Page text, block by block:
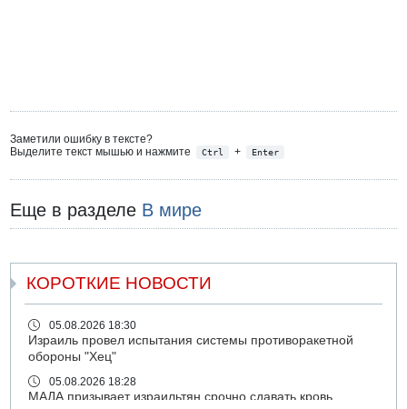
Заметили ошибку в тексте?
Выделите текст мышью и нажмите
Ctrl + Enter
Еще в разделе В мире
КОРОТКИЕ НОВОСТИ
05.08.2026 18:30
Израиль провел испытания системы противоракетной
обороны "Хец"
05.08.2026 18:28
МАДА призывает израильтян срочно сдавать кровь